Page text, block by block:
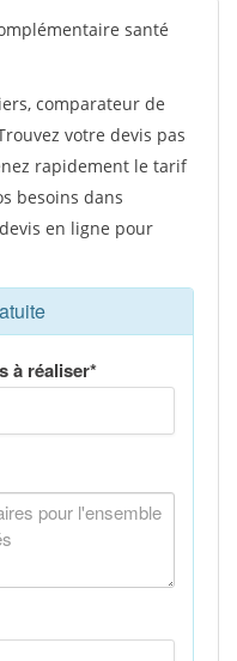
santé
comparateur de
votre devis pas
rapidement le tarif
besoins dans
en ligne pour